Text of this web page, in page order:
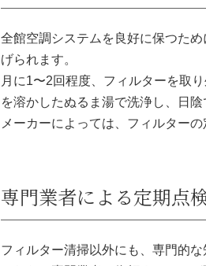
全館空調システムを良好に保つた
げられます。
月に1〜2回程度、フィルターを取
を溶かしたぬるま湯で洗浄し、日
メーカーによっては、フィルター
専門業者による定期点
フィルター清掃以外にも、専門的